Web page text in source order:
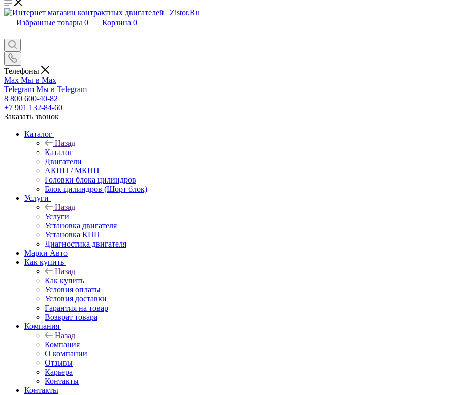
Избранные товары 0 Корзина 0
Телефоны
Max Мы в Max
Telegram Мы в Telegram
8 800 600-40-82
+7 901 132-84-60
Заказать звонок
Каталог
Назад
Каталог
Двигатели
АКПП / МКПП
Головки блока цилиндров
Блок цилиндров (Шорт блок)
Услуги
Назад
Услуги
Установка двигателя
Установка КПП
Диагностика двигателя
Марки Авто
Как купить
Назад
Как купить
Условия оплаты
Условия доставки
Гарантия на товар
Возврат товара
Компания
Назад
Компания
О компании
Отзывы
Карьера
Контакты
Контакты